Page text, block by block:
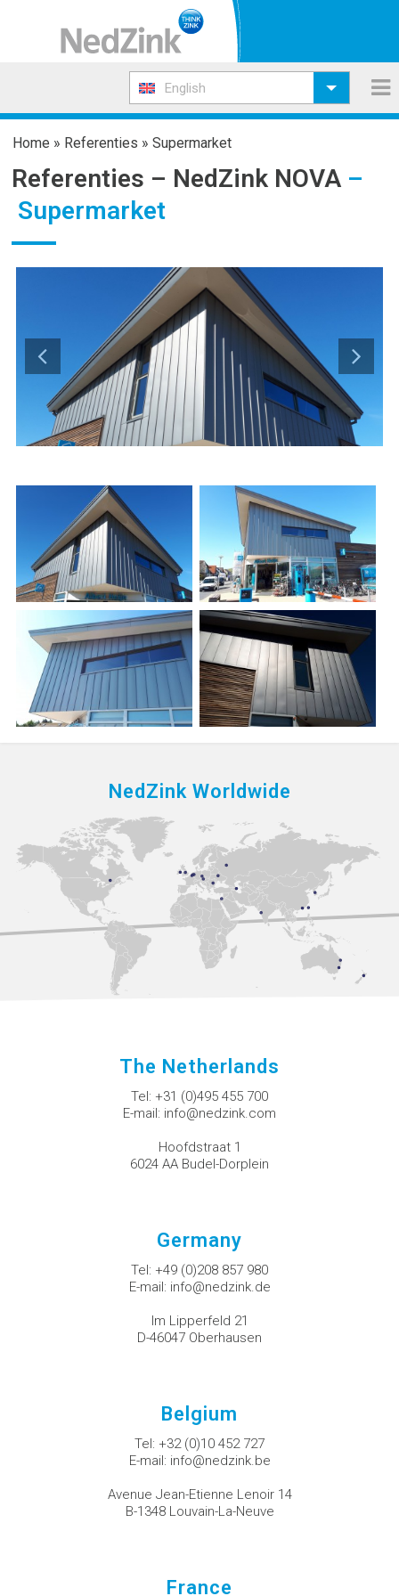
English
Home » Referenties » Supermarket
Referenties – NedZink NOVA –
Supermarket
NedZink Worldwide
The Netherlands
Tel: +31 (0)495 455 700
E-mail: info@nedzink.com
Hoofdstraat 1
6024 AA Budel-Dorplein
Germany
Tel: +49 (0)208 857 980
E-mail: info@nedzink.de
Im Lipperfeld 21
D-46047 Oberhausen
Belgium
Tel: +32 (0)10 452 727
E-mail: info@nedzink.be
Avenue Jean-Etienne Lenoir 14
B-1348 Louvain-La-Neuve
France